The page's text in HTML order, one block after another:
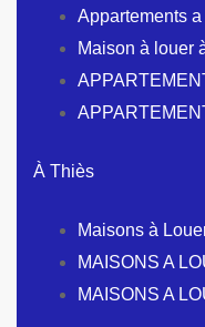
Appartements
Maison à louer
À Thiès
Maisons à
MAISONS A
MAISONS A